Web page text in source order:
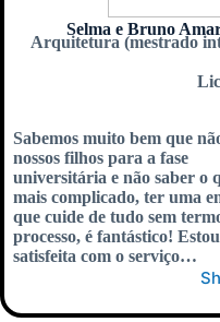
Selma e Bruno
Arquitetura (mestrado
Sabemos muito bem que
nossos filhos para a fase
universitária e não saber o
mais complicado, ter uma
que cuide de tudo sem
processo, é fantástico! Estou
satisfeita com o serviço…